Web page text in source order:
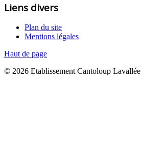
Liens divers
Plan du site
Mentions légales
Haut de page
© 2026 Etablissement Cantoloup Lavallée